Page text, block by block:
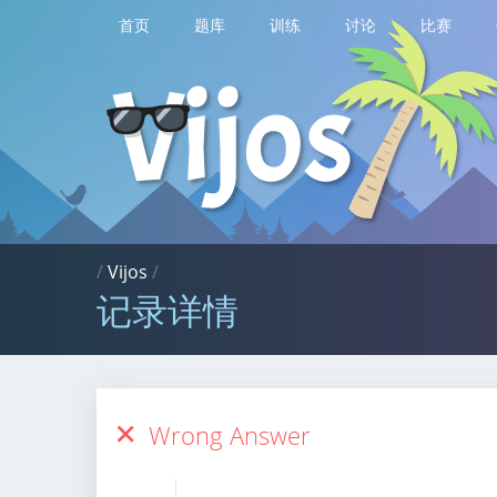
首页 题库 训练 讨论 比赛
/Vijos /
记录详情
Wrong Answer